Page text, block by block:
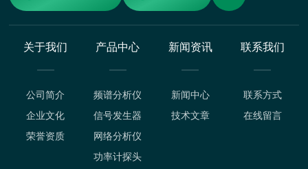
关于我们
公司简介
企业文化
荣誉资质
产品中心
频谱分析仪
信号发生器
网络分析仪
功率计探头
新闻资讯
新闻中心
技术文章
联系我们
联系方式
在线留言